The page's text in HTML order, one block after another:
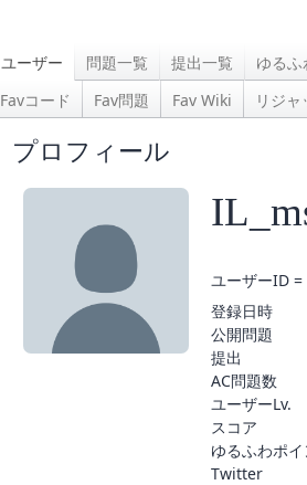
ユーザー 問題一覧 提出一覧
ゆる
Favコード
Fav問題 Fav Wiki リジ
プロフィール
ユーザーID =
登録日時
公開問題
提出
AC問題数
ユーザーLv.
スコア
ゆるふわポ
Twitter